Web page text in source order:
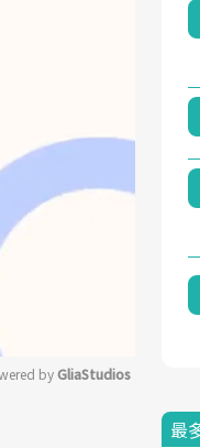
by GliaStudios
最